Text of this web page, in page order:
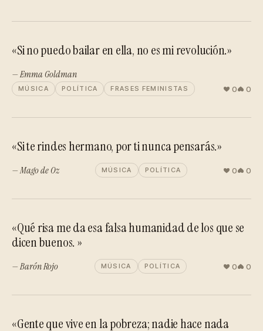
«Si no puedo bailar en ella, no es mi revolución.»
— Emma Goldman
MÚSICA POLÍTICA FRASES FEMINISTAS 0 0
«Si te rindes hermano, por ti nunca pensarás.»
— Mago de Oz MÚSICA POLÍTICA 0 0
«Qué risa me da esa falsa humanidad de los que se
dicen buenos. »
— Barón Rojo MÚSICA POLÍTICA 0 0
«Gente que vive en la pobreza; nadie hace nada